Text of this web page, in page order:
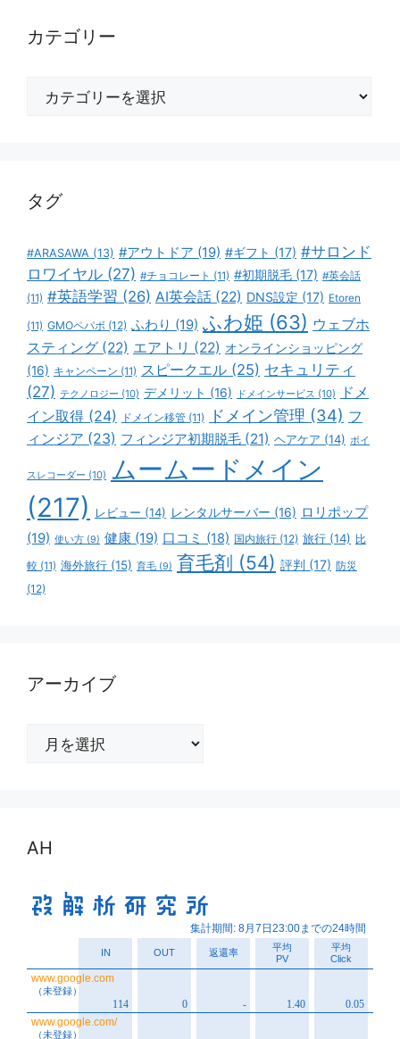
カテゴリー
タグ
#ARASAWA (13) #アウトドア (19) #ギフト (17) #サロンド
ロワイヤル (27) #チョコレート (11) #初期脱毛 (17) #英会話
(11) #英語学習 (26) AI英会話 (22) DNS設定 (17) Etoren
(11) GMOペパボ (12) ふわり (19) ふわ姫 (63) ウェブホ
スティング (22) エアトリ (22) オンラインショッピング
(16) キャンペーン (11) スピークエル (25) セキュリティ
(27) テクノロジー (10) デメリット (16) ドメインサービス (10)
ドメ
イン取得 (24) ドメイン移管 (11) ドメイン管理 (34) フ
ィンジア (23) フィンジア初期脱毛 (21) ヘアケア (14) ボイ
スレコーダー (10) ムームードメイン
(217)
レビュー (14) レンタルサーバー (16) ロリポップ
(19) 使い方 (9) 健康 (19) 口コミ (18) 国内旅行 (12) 旅行 (14) 比
較 (11) 海外旅行 (15) 育毛 (9) 育毛剤 (54) 評判 (17) 防災
(12)
アーカイブ
AH